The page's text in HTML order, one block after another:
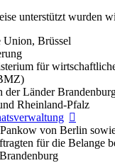
unterstützt wurden
Union, Brüssel
für
der Länder
Rheinland-Pfalz
von Berlin
für die Belange